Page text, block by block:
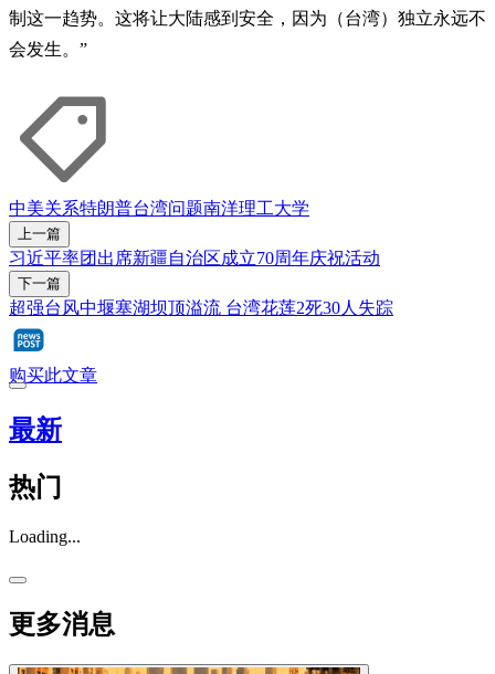
制这一趋势。这将让大陆感到安全，因为（台湾）独立永远不
会发生。”
中美关系特朗普台湾问题南洋理工大学
上一篇
习近平率团出席新疆自治区成立70周年庆祝活动
下一篇
超强台风中堰塞湖坝顶溢流 台湾花莲2死30人失踪
购买此文章
最新
热门
Loading...
更多消息